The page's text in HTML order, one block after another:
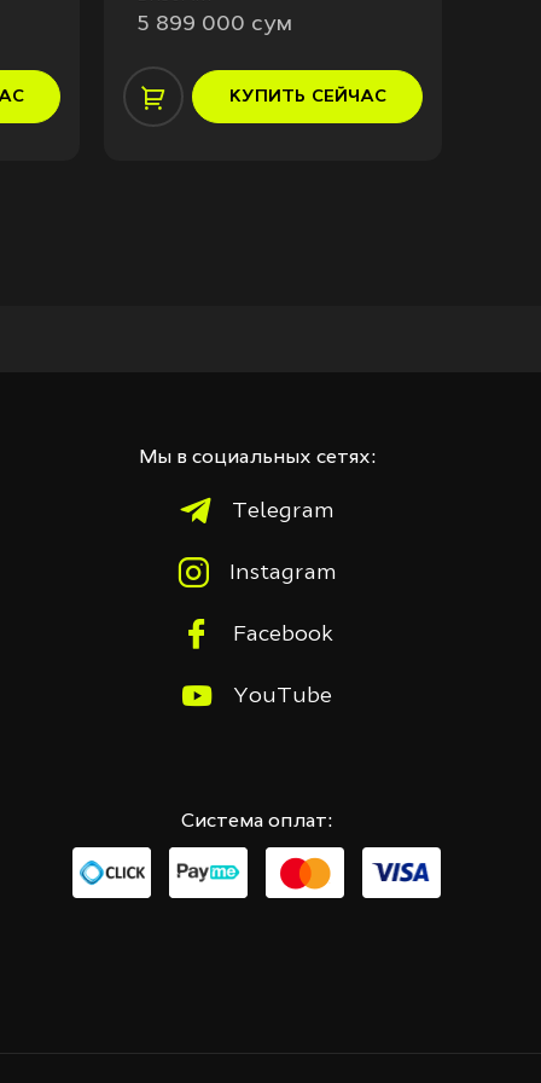
5 899 000 сум
КУПИТЬ СЕЙЧАС
Мы в социальных сетях:
Telegram
Instagram
Facebook
YouTube
Система оплат: